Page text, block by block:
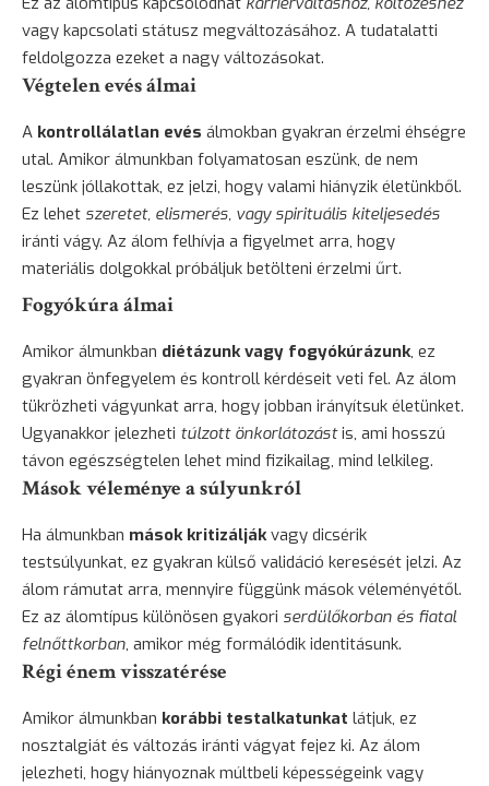
vagy kapcsolati státusz megváltozásához. A tudatalatti
feldolgozza ezeket a nagy változásokat.
Végtelen evés álmai
A kontrollálatlan evés álmokban gyakran érzelmi éhségre
utal. Amikor álmunkban folyamatosan eszünk, de nem
leszünk jóllakottak, ez jelzi, hogy valami hiányzik életünkből.
Ez lehet szeretet, elismerés, vagy spirituális kiteljesedés
iránti vágy. Az álom felhívja a figyelmet arra, hogy
materiális dolgokkal próbáljuk betölteni érzelmi űrt.
Fogyókúra álmai
Amikor álmunkban diétázunk vagy fogyókúrázunk, ez
gyakran önfegyelem és kontroll kérdéseit veti fel. Az álom
tükrözheti vágyunkat arra, hogy jobban irányítsuk életünket.
Ugyanakkor jelezheti túlzott önkorlátozástis, ami hosszú
távon egészségtelen lehet mind fizikailag, mind lelkileg.
Mások véleménye a súlyunkról
Ha álmunkban mások kritizáljákvagy dicsérik
testsúlyunkat, ez gyakran külső validáció keresését jelzi. Az
álom rámutat arra, mennyire függünk mások véleményétől.
Ez az álomtípus különösen gyakori serdülőkorban és fiatal
felnőttkorban, amikor még formálódik identitásunk.
Régi énem visszatérése
Amikor álmunkban korábbi testalkatunkat látjuk, ez
nosztalgiát és változás iránti vágyat fejez ki. Az álom
jelezheti, hogy hiányoznak múltbeli képességeink vagy